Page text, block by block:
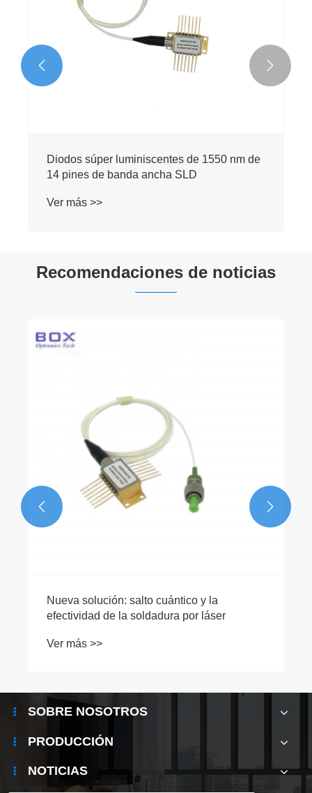
Diodos súper luminiscentes de 1550 nm de
14 pines de banda ancha SLD
Ver más >>
 
Recomendaciones de noticias
Nueva solución: salto cuántico y la
efectividad de la soldadura por láser
Ver más >>
 
SOBRE NOSOTROS
PRODUCCIÓN
NOTICIAS